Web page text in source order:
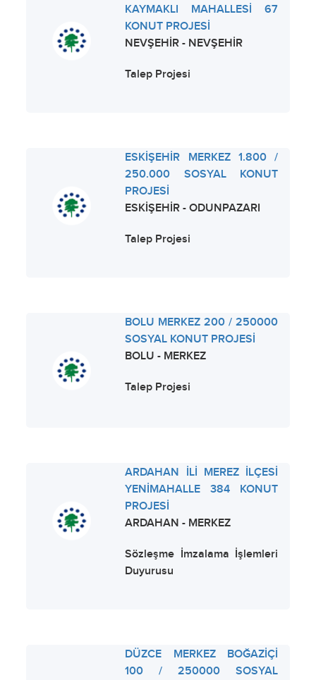
KAYMAKLI MAHALLESİ 67
KONUT PROJESİ
NEVŞEHİR - NEVŞEHİR
Talep Projesi
ESKİŞEHİR MERKEZ 1.800 /
250.000 SOSYAL KONUT
PROJESİ
ESKİŞEHİR - ODUNPAZARI
Talep Projesi
BOLU MERKEZ 200 / 250000
SOSYAL KONUT PROJESİ
BOLU - MERKEZ
Talep Projesi
ARDAHAN İLİ MEREZ İLÇESİ
YENİMAHALLE 384 KONUT
PROJESİ
ARDAHAN - MERKEZ
Sözleşme İmzalama İşlemleri
Duyurusu
DÜZCE MERKEZ BOĞAZİÇİ
100 / 250000 SOSYAL